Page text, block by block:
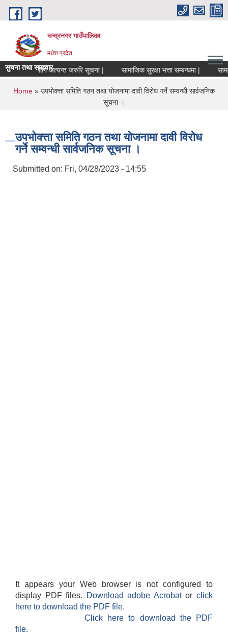
Skip to main content
चन्द्रनगर गाउँपालिका
मधेश प्रदेश
सुचना तथा समाचार
लागि अत्यन्त जरुरि सूचना | सामाजिक सुरक्षा भत्ता सम्बन्धमा |
You are here
Home » उपभोक्त्ता समिति गठन तथा योजनामा दावी विरोध गर्ने सम्वन्धी सार्वजनिक
सूचना ।
उपभोक्त्ता समिति गठन तथा योजनामा दावी विरोध
गर्ने सम्वन्धी सार्वजनिक सूचना ।
Submitted on: Fri, 04/28/2023 - 14:55
It appears your Web browser is not configured to
display PDF files.
Download adobe Acrobatorclick
here to download the PDF file.
Click here to download the PDF
file.